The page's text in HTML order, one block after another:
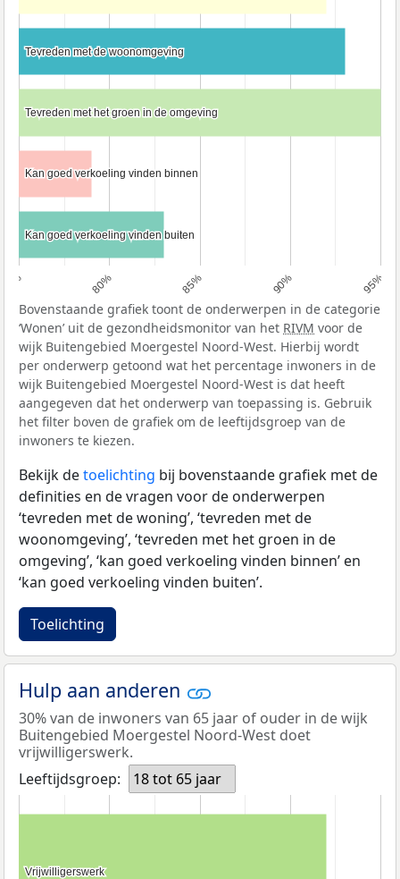
75% 80% 85% 90% 95%
Tevreden met de woonomgeving
Tevreden met de woonomgeving
Tevreden met het groen in de omgeving
Tevreden met het groen in de omgeving
Kan goed verkoeling vinden binnen
Kan goed verkoeling vinden binnen
Kan goed verkoeling vinden buiten
Kan goed verkoeling vinden buiten
Bovenstaande grafiek toont de onderwerpen in de categorie
‘Wonen’ uit de gezondheidsmonitor van het RIVM voor de
wijk Buitengebied Moergestel Noord-West. Hierbij wordt
per onderwerp getoond wat het percentage inwoners in de
wijk Buitengebied Moergestel Noord-West is dat heeft
aangegeven dat het onderwerp van toepassing is. Gebruik
het filter boven de grafiek om de leeftijdsgroep van de
inwoners te kiezen.
Bekijk detoelichting bij bovenstaande grafiek met de
definities en de vragen voor de onderwerpen
‘tevreden met de woning’, ‘tevreden met de
woonomgeving’, ‘tevreden met het groen in de
omgeving’, ‘kan goed verkoeling vinden binnen’ en
‘kan goed verkoeling vinden buiten’.
Toelichting
Hulp aan anderen
30% van de inwoners van 65 jaar of ouder in de wijk
Buitengebied Moergestel Noord-West doet
vrijwilligerswerk.
Leeftijdsgroep:
18 tot 65 jaar
Vrijwilligerswerk
Vrijwilligerswerk